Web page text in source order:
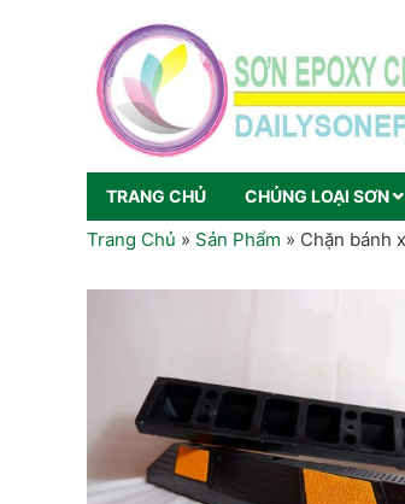
TRANG CHỦ CHỦNG LOẠI SƠN
Trang Chủ » Sản Phẩm » Chặn bánh